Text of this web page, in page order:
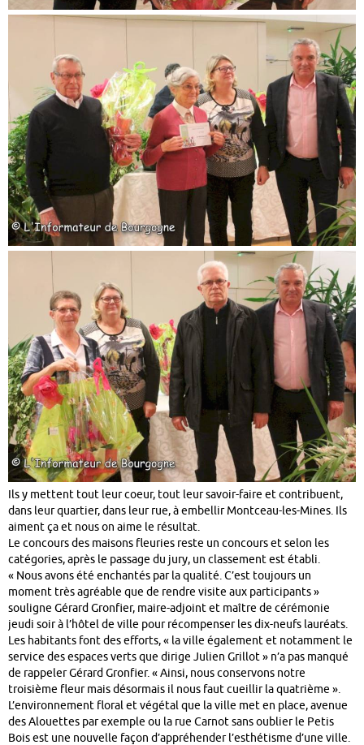
Ils y mettent tout leur coeur, tout leur savoir-faire et contribuent,
dans leur quartier, dans leur rue, à embellir Montceau-les-Mines. Ils
aiment ça et nous on aime le résultat.
Le concours des maisons fleuries reste un concours et selon les
catégories, après le passage du jury, un classement est établi.
« Nous avons été enchantés par la qualité. C’est toujours un
moment très agréable que de rendre visite aux participants »
souligne Gérard Gronfier, maire-adjoint et maître de cérémonie
jeudi soir à l’hôtel de ville pour récompenser les dix-neufs lauréats.
Les habitants font des efforts, « la ville également et notamment le
service des espaces verts que dirige Julien Grillot » n’a pas manqué
de rappeler Gérard Gronfier. « Ainsi, nous conservons notre
troisième fleur mais désormais il nous faut cueillir la quatrième ».
L’environnement floral et végétal que la ville met en place, avenue
des Alouettes par exemple ou la rue Carnot sans oublier le Petis
Bois est une nouvelle façon d’appréhender l’esthétisme d’une ville.